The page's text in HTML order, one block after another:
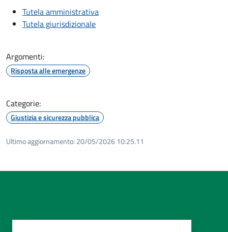
Tutela amministrativa
Tutela giurisdizionale
Argomenti:
Risposta alle emergenze
Categorie:
Giustizia e sicurezza pubblica
Ultimo aggiornamento: 20/05/2026 10:25.11